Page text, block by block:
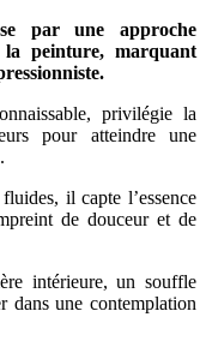
par une approche
peinture, marquant
privilégie la
pour atteindre une
il capte l’essence
de douceur et de
intérieure, un souffle
dans une contemplation